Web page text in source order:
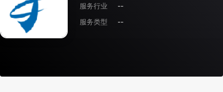
服务行业
--
服务类型
--